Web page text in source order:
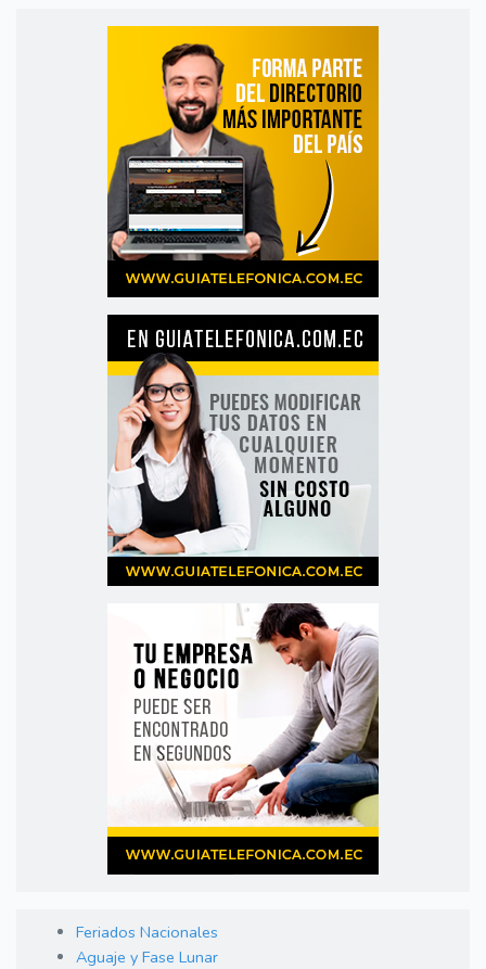
Feriados Nacionales
Aguaje y Fase Lunar